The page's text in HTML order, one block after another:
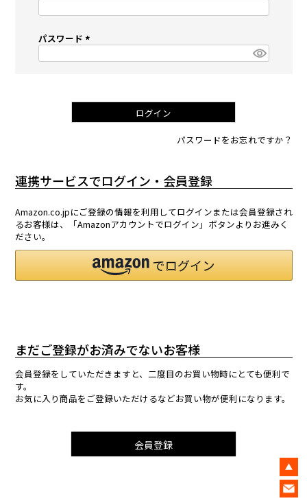
)
パスワード
ログイン
パスワードをお忘れですか？
連携サービスでログイン・会員登録
Amazon.co.jpにご登録の情報を利用してログインまたは会員登録され
るお客様は、「Amazonアカウントでログイン」ボタンよりお進みく
ださい。
まだご登録がお済みでないお客様
会員登録をしていただきますと、二度目のお買い物時にとても便利で
す。
お気に入り商品をご登録いただけるなどお買い物が便利になります。
会員登録